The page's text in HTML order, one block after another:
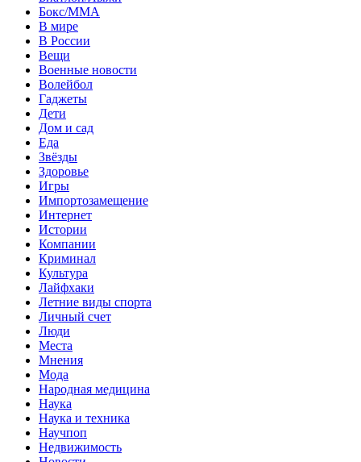
Бокс/MMA
В мире
В России
Вещи
Военные новости
Волейбол
Гаджеты
Дети
Дом и сад
Еда
Звёзды
Здоровье
Игры
Импортозамещение
Интернет
Истории
Компании
Криминал
Культура
Лайфхаки
Летние виды спорта
Личный счет
Люди
Места
Мнения
Мода
Народная медицина
Наука
Наука и техника
Научпоп
Недвижимость